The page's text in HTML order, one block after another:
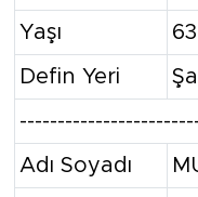
Yaşı 63
Defin Yeri
Adı Soyadı